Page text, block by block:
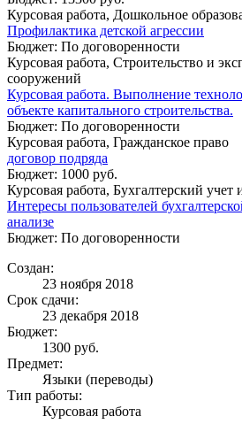
Курсовая работа, Дошкольное
Профилактика детской агрессии
Бюджет: По договоренности
Курсовая работа, Строительство и
сооружений
Курсовая работа. Выполнение
объекте капитального строительства.
Бюджет: По договоренности
Курсовая работа, Гражданское право
договор подряда
Бюджет: 1000 руб.
Курсовая работа, Бухгалтерский учет
Интересы пользователей
анализе
Бюджет: По договоренности
Создан:
23 ноября 2018
Срок сдачи:
23 декабря 2018
Бюджет:
1300 руб.
Предмет:
Языки (переводы)
Тип работы:
Курсовая работа